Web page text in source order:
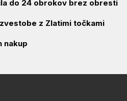
do 24 obrokov brez obresti
z Zlatimi točkami
nakup